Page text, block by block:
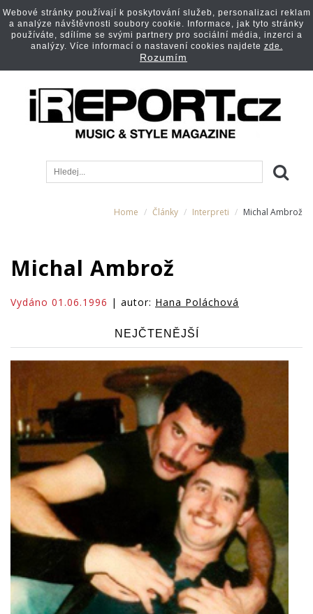
Home Články Interpreti Michal Ambrož
Michal Ambrož
Vydáno 01.06.1996 | autor: Hana Poláchová
NEJČTENĚJŠÍ
Webové stránky používají k poskytování služeb, personalizaci reklam
a analýze návštěvnosti soubory cookie. Informace, jak tyto stránky
používáte, sdílíme se svými partnery pro sociální média, inzerci a
analýzy. Více informací o nastavení cookies najdete zde.
Rozumím